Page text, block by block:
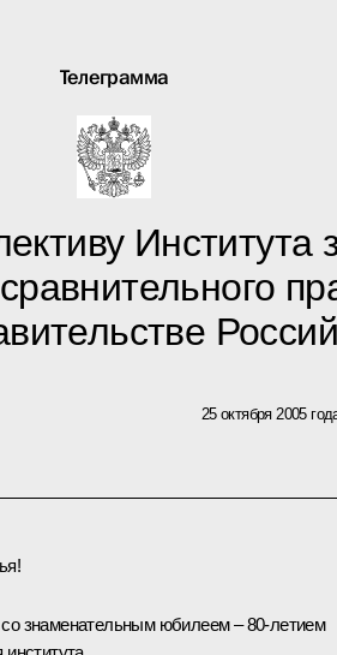
Телеграмма
Института
25 октября 2005
знаменательным юбилеем – 80-летием